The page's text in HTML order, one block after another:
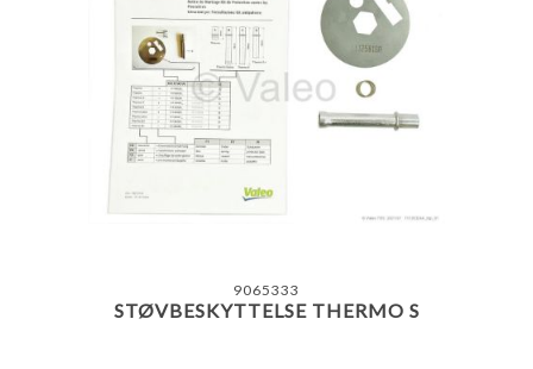
9065333
STØVBESKYTTELSE THERMO S